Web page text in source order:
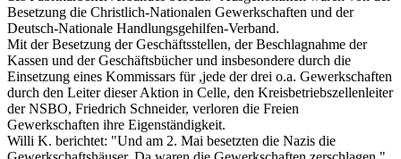
Besetzung die Christlich-Nationalen Gewerkschaften und der
Deutsch-Nationale Handlungsgehilfen-Verband.
Mit der Besetzung der Geschäftsstellen, der Beschlagnahme der
Kassen und der Geschäftsbücher und insbesondere durch die
Einsetzung eines Kommissars für ,jede der drei o.a. Gewerkschaften
durch den Leiter dieser Aktion in Celle, den Kreisbetriebszellenleiter
der NSBO, Friedrich Schneider, verloren die Freien
Gewerkschaften ihre Eigenständigkeit.
Willi K. berichtet: "Und am 2. Mai besetzten die Nazis die